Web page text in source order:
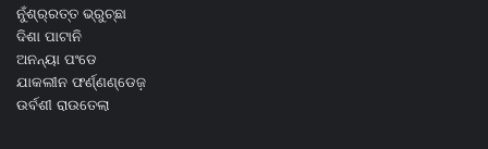
ନୁଁଶ୍ର୍ରତ୍ତ ଭ୍ରୁଚ୍ଛା
ଦିଶା ପାଟାନି
ଅନନ୍ୟା ପଂଡେ
ଯାକଲୀନ ଫର୍ଣ୍ଣଣ୍ଡେଜ଼
ଉର୍ବଶୀ ରାଉତେଲା